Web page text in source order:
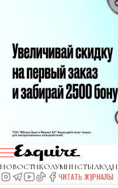
НОВОСТИКОЛУМНИСТЫЛЮДИ
ЧИТАТЬ ЖУРНАЛЫ